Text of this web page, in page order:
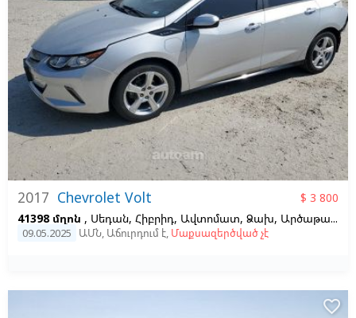
2017 Chevrolet Volt
$ 3 800
41398 մղոն , Սեդան, Հիբրիդ, Ավտոմատ, Ձախ, Արծաթագույն
09.05.2025 ԱՄՆ, Աճուրդում է, Մաքսազերծված չէ
favorite_border